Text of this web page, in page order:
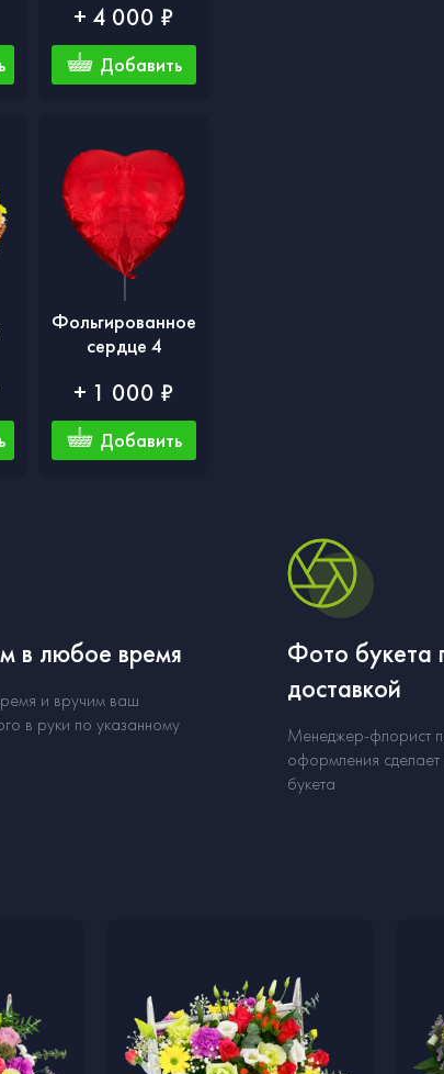
+ 4 000 ₽
Добавить
Фольгированное
сердце 4
+ 1 000 ₽
Добавить
в любое время
и вручим ваш
в руки по указанному
Фото букета
доставкой
Менеджер-флорист
оформления
букета